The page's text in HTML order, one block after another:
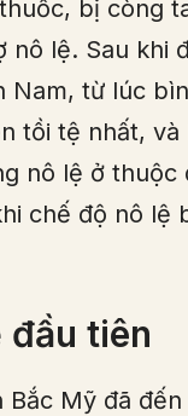
bị còng
nô lệ. Sau khi
từ lúc
tồi tệ nhất,
nô lệ ở
chế độ nô lệ
tiên
Mỹ đã